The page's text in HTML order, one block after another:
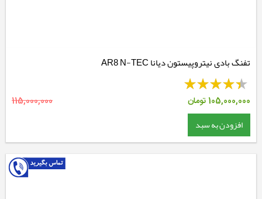
تفنگ بادی نیتروپیستون دیانا AR8 N-TEC
105,000,000 تومان 115,000,000
افزودن به سبد